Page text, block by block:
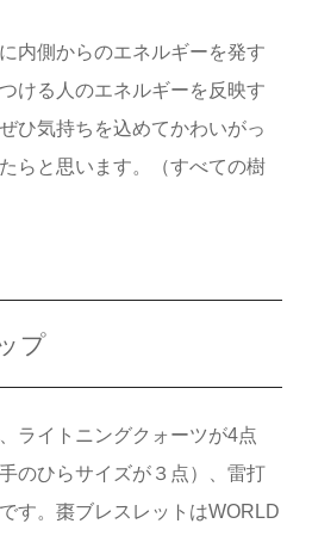
内側からのエネルギーを発す
ける人のエネルギーを反映す
ひ気持ちを込めてかわいがっ
らと思います。（すべての樹
プ
ライトニングクォーツが4点
のひらサイズが３点）、雷打
す。棗ブレスレットはWORLD